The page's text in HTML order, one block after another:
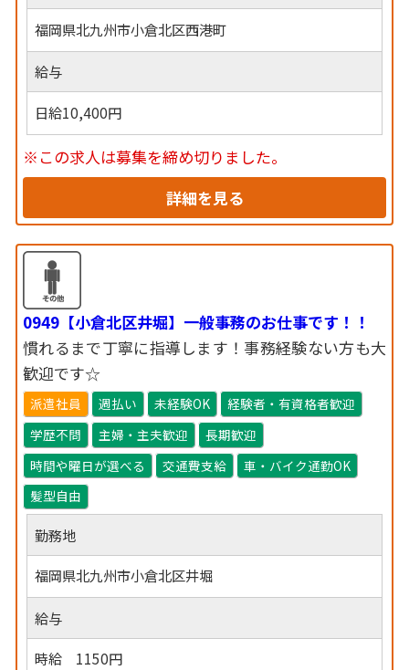
福岡県北九州市小倉北区西港町
給与
日給10,400円
※この求人は募集を締め切りました。
詳細を見る
0949【小倉北区井堀】一般事務のお仕事です！！
慣れるまで丁寧に指導します！事務経験ない方も大
歓迎です☆
派遣社員 週払い 未経験OK
経験者・有資格者歓迎
学歴不問
主婦・主夫歓迎
長期歓迎
時間や曜日が選べる
交通費支給
車・バイク通勤OK
髪型自由
勤務地
福岡県北九州市小倉北区井堀
給与
時給 1150円